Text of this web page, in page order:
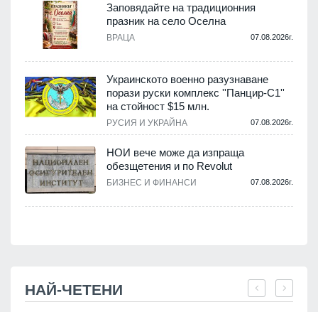
Заповядайте на традиционния
празник на село Оселна
ВРАЦА 07.08.2026г.
Украинското военно разузнаване
порази руски комплекс ''Панцир-С1''
на стойност $15 млн.
РУСИЯ И УКРАЙНА 07.08.2026г.
НОИ вече може да изпраща
обезщетения и по Revolut
БИЗНЕС И ФИНАНСИ 07.08.2026г.
НАЙ-ЧЕТЕНИ